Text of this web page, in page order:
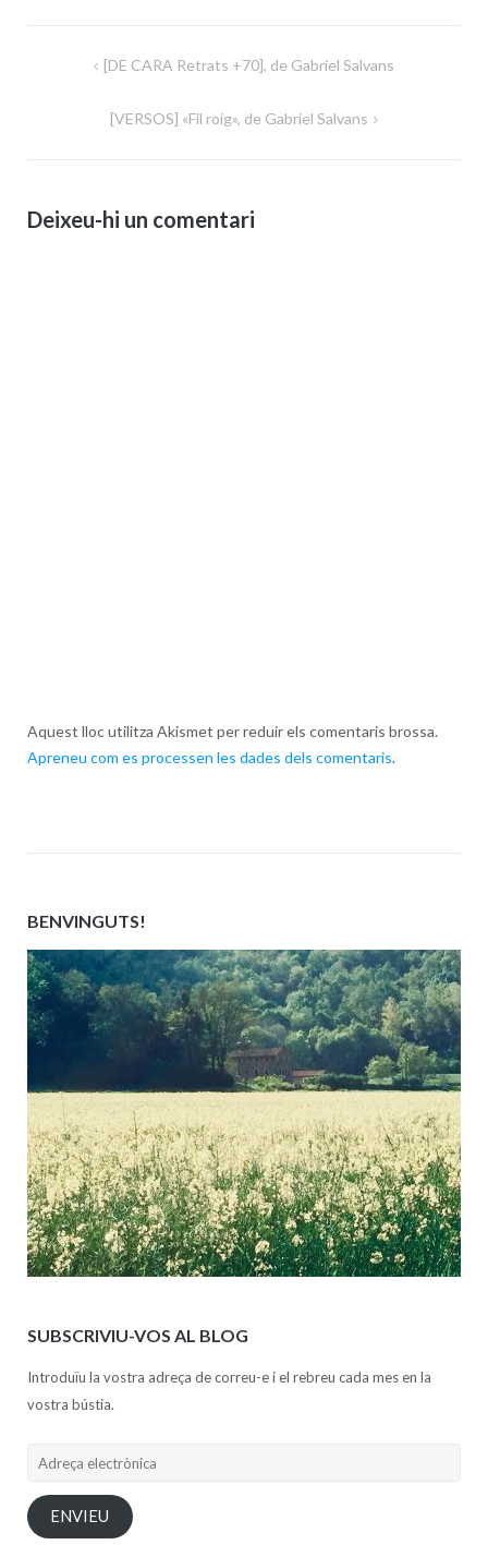
Navegació[DE CARA Retrats +70], de Gabriel Salvans
[VERSOS] «Fil roig», de Gabriel Salvans
Deixeu-hi un comentari
Aquest lloc utilitza Akismet per reduir els comentaris brossa.
Apreneu com es processen les dades dels comentaris.
BENVINGUTS!
SUBSCRIVIU-VOS AL BLOG
Introduïu la vostra adreça de correu-e i el rebreu cada mes en la
vostra bústia.
Adreça
ENVIEU